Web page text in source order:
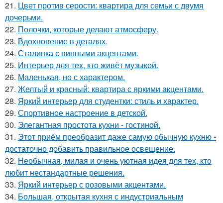
21. Цвет против серости: квартира для семьи с двумя
дочерьми.
22. Полочки, которые делают атмосферу.
23. Вдохновение в деталях.
24. Сталинка с винными акцентами.
25. Интерьер для тех, кто живёт музыкой.
26. Маленькая, но с характером.
27. Желтый и красный: квартира с яркими акцентами.
28. Яркий интерьер для студентки: стиль и характер.
29. Спортивное настроение в детской.
30. Элегантная простота кухни - гостиной.
31. Этот приём преобразит даже самую обычную кухню -
достаточно добавить правильное освещение.
32. Необычная, милая и очень уютная идея для тех, кто
любит нестандартные решения.
33. Яркий интерьер с розовыми акцентами.
34. Большая, открытая кухня с индустриальным